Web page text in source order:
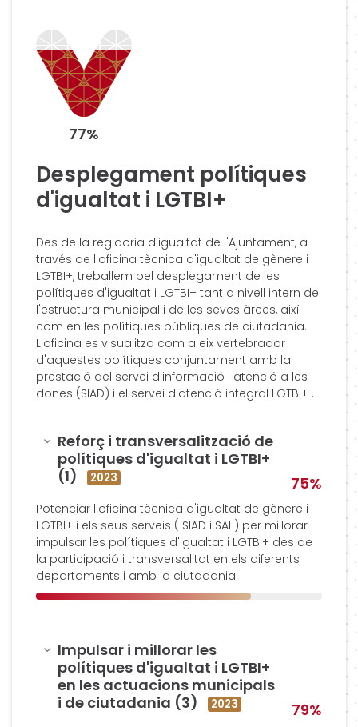
77%
Desplegament polítiques
d'igualtat i LGTBI+
Des de la regidoria d'igualtat de l'Ajuntament, a
través de l'oficina tècnica d'igualtat de gènere i
LGTBI+, treballem pel desplegament de les
polítiques d'igualtat i LGTBI+ tant a nivell intern de
l'estructura municipal i de les seves àrees, així
com en les polítiques públiques de ciutadania.
L'oficina es visualitza com a eix vertebrador
d'aquestes polítiques conjuntament amb la
prestació del servei d'informació i atenció a les
dones (SIAD) i el servei d'atenció integral LGTBI+ .
Amagar
Reforç i transversalització de
polítiques d'igualtat i LGTBI+
(1)
2023 75%
Potenciar l'oficina tècnica d'igualtat de gènere i
LGTBI+ i els seus serveis ( SIAD i SAI ) per millorar i
impulsar les polítiques d'igualtat i LGTBI+ des de
la participació i transversalitat en els diferents
departaments i amb la ciutadania.
Amagar
Impulsar i millorar les
polítiques d'igualtat i LGTBI+
en les actuacions municipals
i de ciutadania (3)
2023 79%